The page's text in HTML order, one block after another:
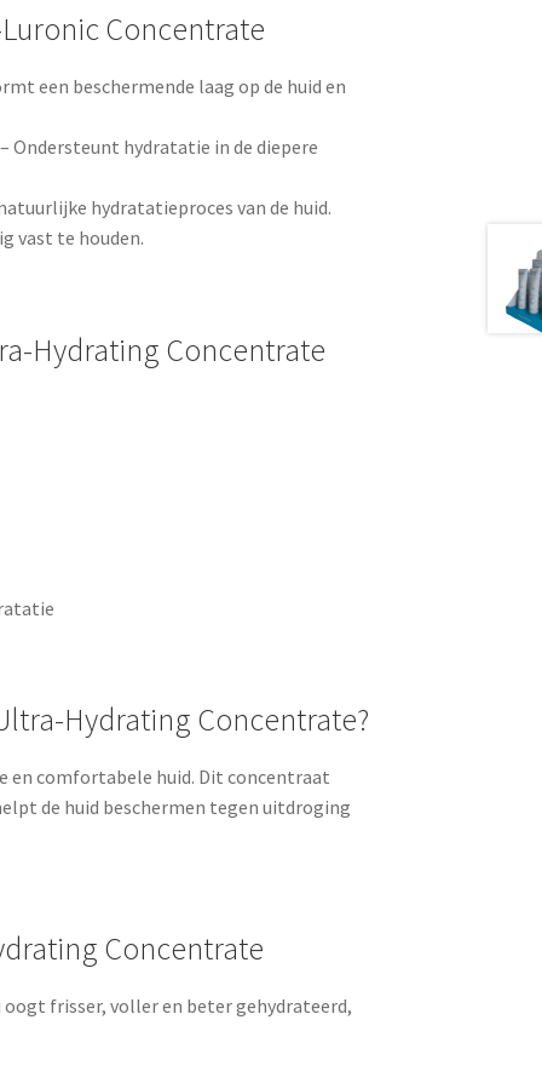
Concentrate
een beschermende laag op de huid en
– Ondersteunt hydratatie in de diepere
hydratatieproces van de huid.
vast te houden.
Hydrating Concentrate
Hydrating Concentrate?
en comfortabele huid. Dit concentraat
de huid beschermen tegen uitdroging
Concentrate
frisser, voller en beter gehydrateerd,